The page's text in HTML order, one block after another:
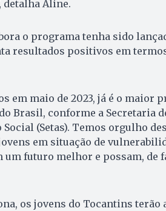
detalha Aline.
o programa tenha sido
resultados positivos em
em maio de 2023, já é o maior
Brasil, conforme a Secretaria
(Setas). Temos orgulho
em situação de
futuro melhor e possam, de
os jovens do Tocantins terão